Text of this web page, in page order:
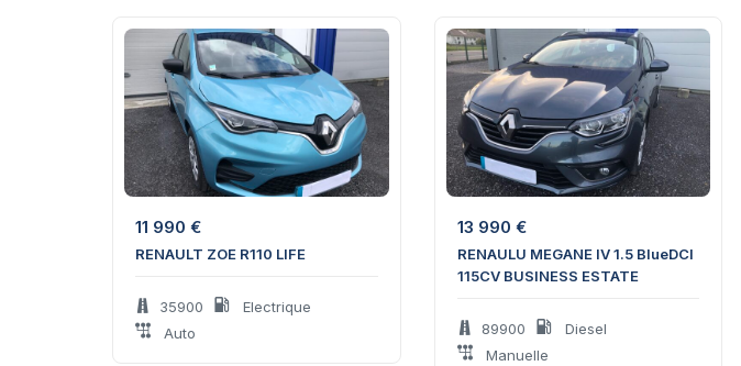
11 990 €
RENAULT ZOE R110 LIFE
35900
Electrique
Auto
13 990 €
RENAULU MEGANE IV 1.5 BlueDCI
115CV BUSINESS ESTATE
89900
Diesel
Manuelle